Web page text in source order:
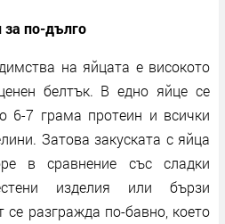
за по-дълго
на яйцата е високото
белтък. В едно яйце се
6-7 грама протеин и всички
Затова закуската с яйца
в сравнение със сладки
изделия или бързи
се разгражда по-бавно, което